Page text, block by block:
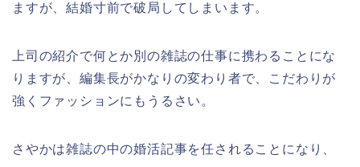
ますが、結婚寸前で破局してしまいます。
上司の紹介で何とか別の雑誌の仕事に携わることにな
りますが、編集長がかなりの変わり者で、こだわりが
強くファッションにもうるさい。
さやかは雑誌の中の婚活記事を任されることになり、